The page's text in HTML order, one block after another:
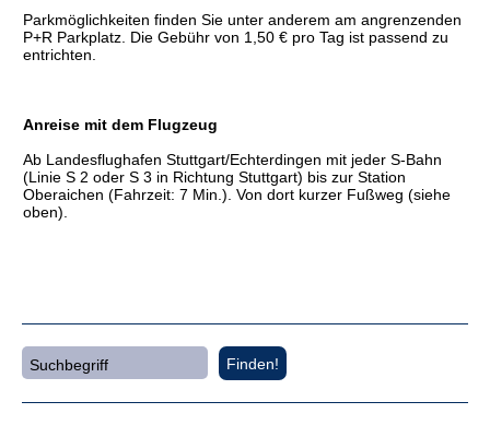
Parkmöglichkeiten finden Sie unter anderem am angrenzenden
P+R Parkplatz. Die Gebühr von 1,50 € pro Tag ist passend zu
entrichten.
Anreise mit dem Flugzeug
Ab Landesflughafen Stuttgart/Echterdingen mit jeder S-Bahn
(Linie S 2 oder S 3 in Richtung Stuttgart) bis zur Station
Oberaichen (Fahrzeit: 7 Min.). Von dort kurzer Fußweg (siehe
oben).
Suchbegriff Finden!